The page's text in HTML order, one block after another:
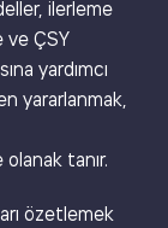
ilerleme
ve ÇSY
yardımcı
yararlanmak,
tanır.
özetlemek